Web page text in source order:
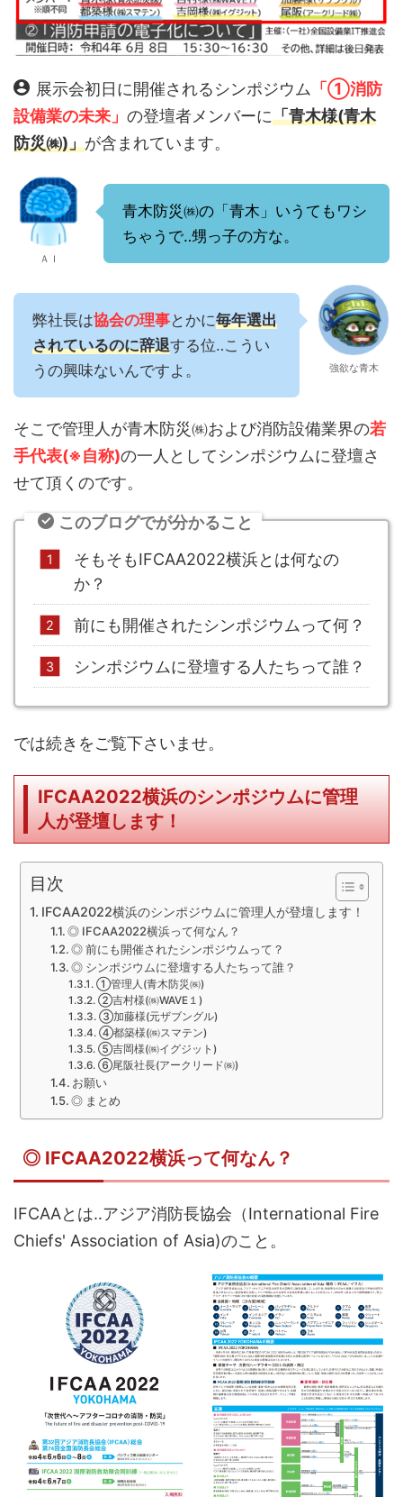
展示会初日に開催されるシンポジウム 「①消防
設備業の未来」 の登壇者メンバーに「青木様(青木
防災㈱)」が含まれています。
ＡＩ
青木防災㈱の「青木」いうてもワシ
ちゃうで‥甥っ子の方な。
弊社長は協会の理事とかに毎年選出
されているのに辞退する位‥こうい
うの興味ないんですよ。
強欲な青木
そこで管理人が青木防災㈱および消防設備業界の若
手代表(※自称)の一人としてシンポジウムに登壇さ
せて頂くのです。
このブログでが分かること
そもそもIFCAA2022横浜とは何なの
か？
前にも開催されたシンポジウムって何？
シンポジウムに登壇する人たちって誰？
では続きをご覧下さいませ。
IFCAA2022横浜のシンポジウムに管理
人が登壇します！
目次
IFCAA2022横浜のシンポジウムに管理人が登壇します！
◎ IFCAA2022横浜って何なん？
◎ 前にも開催されたシンポジウムって？
◎ シンポジウムに登壇する人たちって誰？
①管理人(青木防災㈱)
②吉村様(㈱WAVE１)
③加藤様(元ザブングル)
④都築様(㈱スマテン)
⑤吉岡様(㈱イグジット)
⑥尾阪社長(アークリード㈱)
お願い
◎ まとめ
◎ IFCAA2022横浜って何なん？
IFCAAとは‥アジア消防長協会（International Fire
Chiefs' Association of Asia)のこと。